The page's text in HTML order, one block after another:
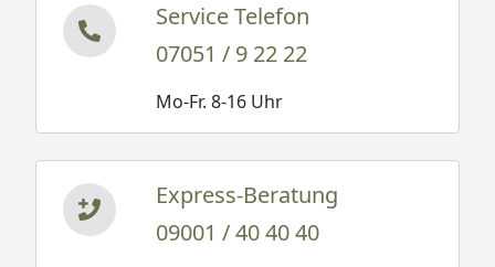
Service Telefon
07051 / 9 22 22
Mo-Fr. 8-16 Uhr
Express-Beratung
09001 / 40 40 40